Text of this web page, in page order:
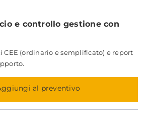
e controllo gestione con
CEE (ordinario e semplificato) e report
al preventivo